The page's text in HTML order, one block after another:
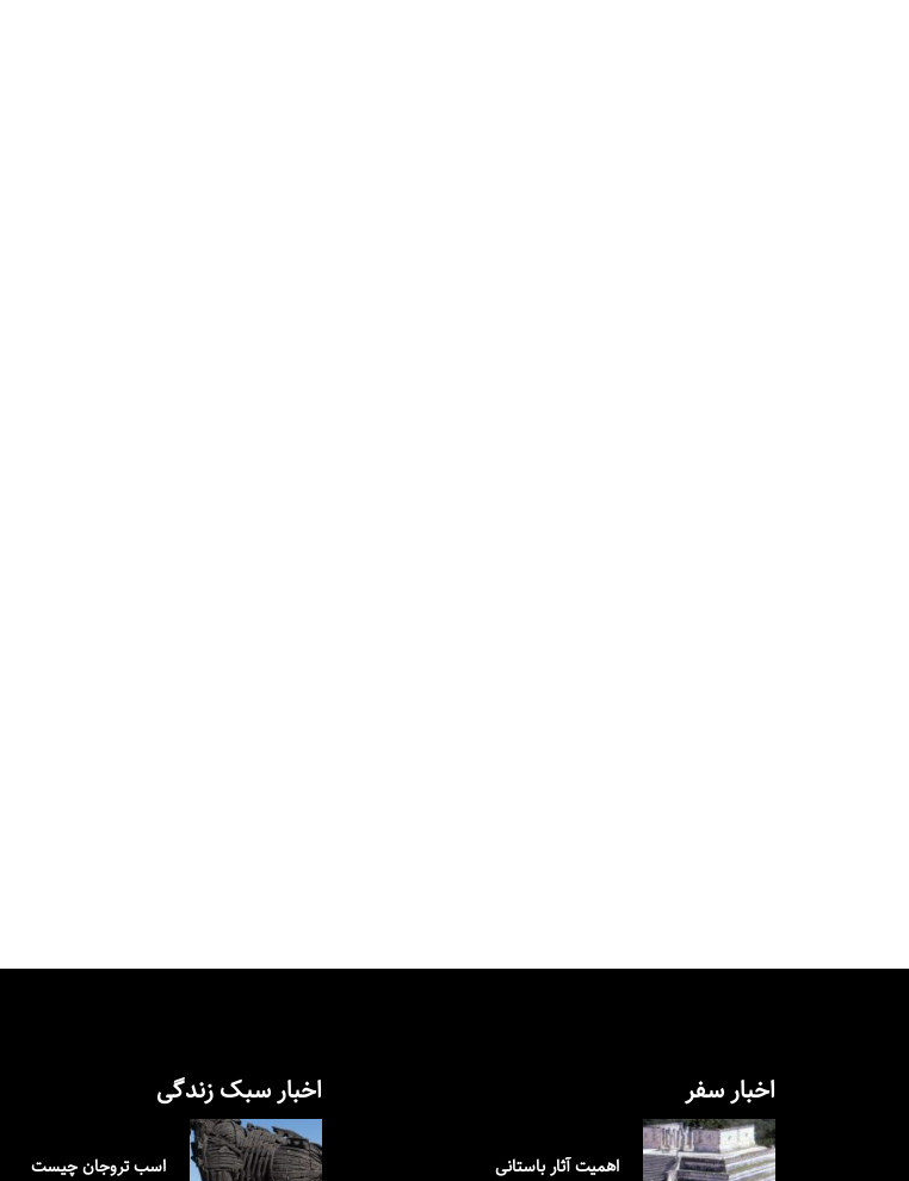
اخبار سفر
اهمیت آثار باستانی
اخبار سبک زندگی
اسب تروجان چیست